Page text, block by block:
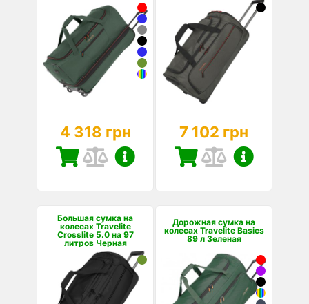
4 318 грн 7 102 грн
Большая сумка на
колесах Travelite
Crosslite 5.0 на 97
литров Черная
Дорожная сумка на
колесах Travelite Basics
89 л Зеленая